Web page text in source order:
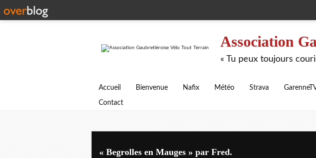
Association
« Tu peux toujours
Accueil Bienvenue Nafix Météo Strava
Contact
« Begrolles en Mauges » par Fred.